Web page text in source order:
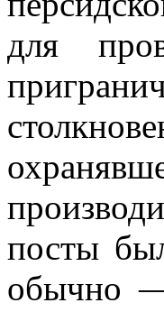
для
посты
обычно